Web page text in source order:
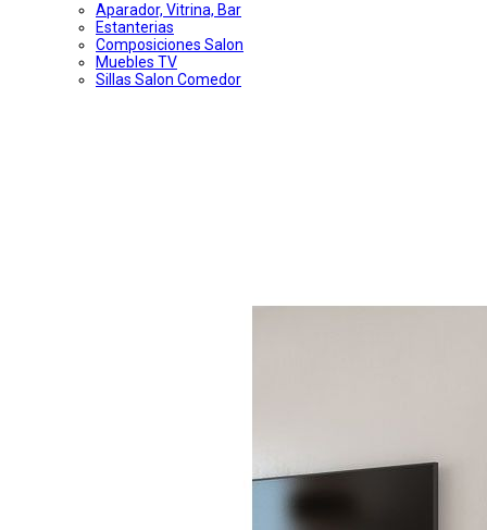
Aparador, Vitrina, Bar
Estanterias
Composiciones Salon
Muebles TV
Sillas Salon Comedor